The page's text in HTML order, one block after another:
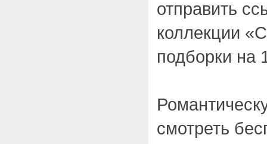
отправить
коллекции
подборки на
смотреть